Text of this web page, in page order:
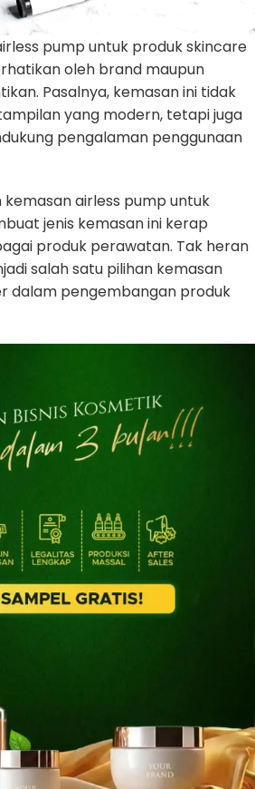
pump untuk produk skincare
oleh brand maupun
Pasalnya, kemasan ini tidak
yang modern, tetapi juga
pengalaman penggunaan
airless pump untuk
jenis kemasan ini kerap
produk perawatan. Tak heran
salah satu pilihan kemasan
dalam pengembangan produk